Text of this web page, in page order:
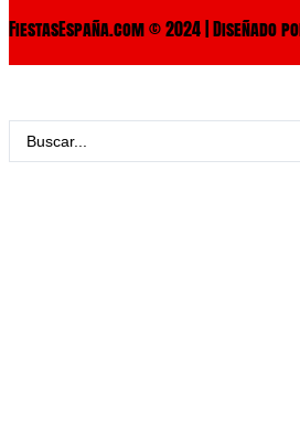
FiestasEspaña.com © 2024 | Diseñado